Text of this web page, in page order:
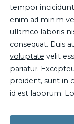
tempor
enim ad minim
ullamco laboris
consequat. Duis
voluptate velit
pariatur.
proident, sunt in
id est laborum.